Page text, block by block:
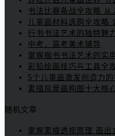
书法比赛备战全攻略 从
儿童画材料选购全攻略
行书书法艺术的独特魅
中考，高考美术辅导
掌握楷书书法艺术的实
彩铅绘画技巧与工具全
5个儿童画激发创造力
素描风景画构图十大核
随机文章
掌握素描透视原理 画出